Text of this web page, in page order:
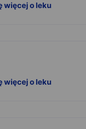
więcej o leku
więcej o leku